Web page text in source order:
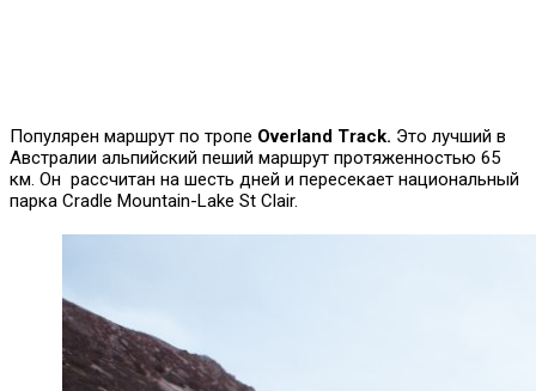
Популярен маршрут по тропе Overland Track. Это лучший в
Австралии альпийский пеший маршрут протяженностью 65
км. Он рассчитан на шесть дней и пересекает национальный
парка Cradle Mountain-Lake St Clair.